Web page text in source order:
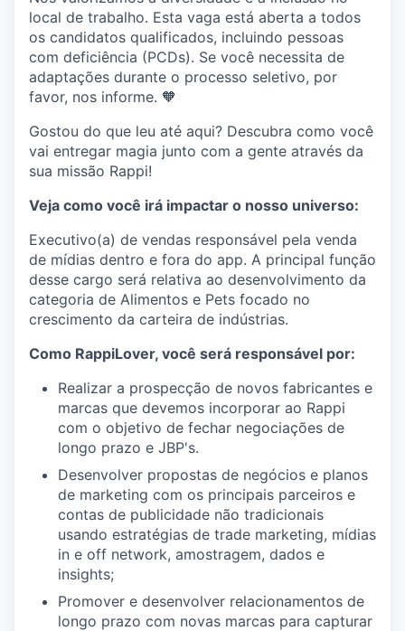
local de trabalho. Esta vaga está aberta a todos
os candidatos qualificados, incluindo pessoas
com deficiência (PCDs). Se você necessita de
adaptações durante o processo seletivo, por
favor, nos informe. 🧡
Gostou do que leu até aqui? Descubra como você
vai entregar magia junto com a gente através da
sua missão Rappi!
Veja como você irá impactar o nosso universo:
Executivo(a) de vendas responsável pela venda
de mídias dentro e fora do app. A principal função
desse cargo será relativa ao desenvolvimento da
categoria de Alimentos e Pets focado no
crescimento da carteira de indústrias.
Como RappiLover, você será responsável por:
Realizar a prospecção de novos fabricantes e
marcas que devemos incorporar ao Rappi
com o objetivo de fechar negociações de
longo prazo e JBP's.
Desenvolver propostas de negócios e planos
de marketing com os principais parceiros e
contas de publicidade não tradicionais
usando estratégias de trade marketing, mídias
in e off network, amostragem, dados e
insights;
Promover e desenvolver relacionamentos de
longo prazo com novas marcas para capturar